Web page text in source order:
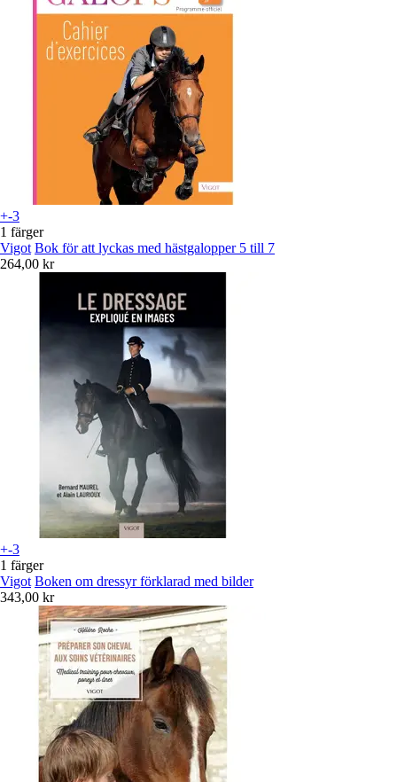
+-3
1 färger
Vigot Bok för att lyckas med hästgalopper 5 till 7
264,00 kr
+-3
1 färger
Vigot Boken om dressyr förklarad med bilder
343,00 kr